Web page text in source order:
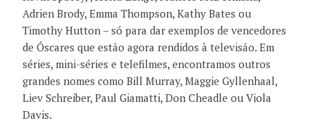
Adrien Brody, Emma Thompson, Kathy Bates ou
Timothy Hutton – só para dar exemplos de vencedores
de Óscares que estão agora rendidos à televisão. Em
séries, mini-séries e telefilmes, encontramos outros
grandes nomes como Bill Murray, Maggie Gyllenhaal,
Liev Schreiber, Paul Giamatti, Don Cheadle ou Viola
Davis.